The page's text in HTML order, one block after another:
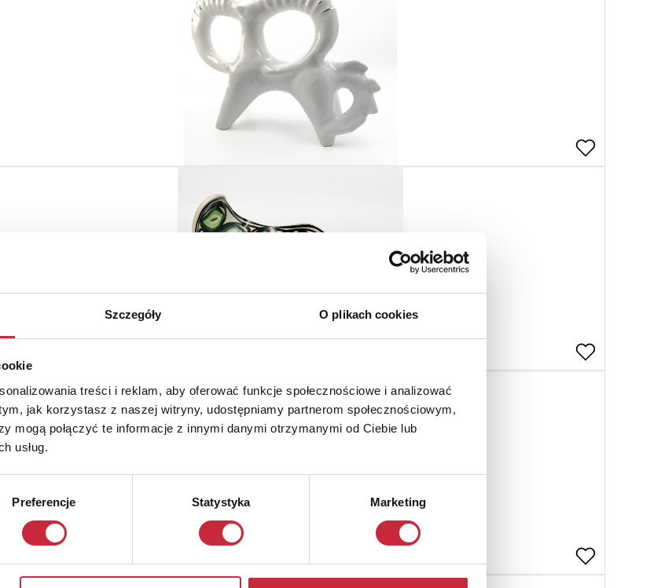
Szczegóły O plikach cookies
treści i reklam, aby oferować funkcje społecznościowe i analizować
jak korzystasz z naszej witryny, udostępniamy partnerom społecznościowym,
mogą połączyć te informacje z innymi danymi otrzymanymi od Ciebie lub
usług.
Preferencje Statystyka Marketing